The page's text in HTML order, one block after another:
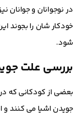
در نوجوانان و جوانان
خودکار شان را بجوند
شود.
بررسی علت
بعضی از کودکانی که
جویدن اشیا می کنند